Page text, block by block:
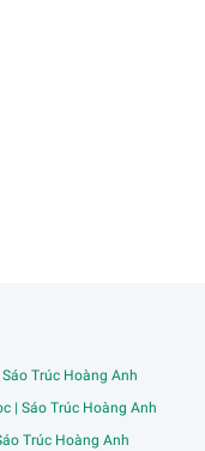
Trúc Hoàng Anh
| Sáo Trúc Hoàng Anh
Trúc Hoàng Anh